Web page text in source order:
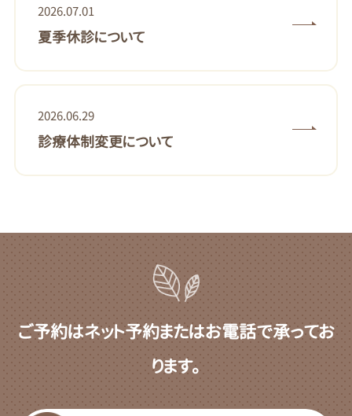
2026.07.01
夏季休診について
2026.06.29
診療体制変更について
ご予約はネット予約またはお電話で承ってお
ります。